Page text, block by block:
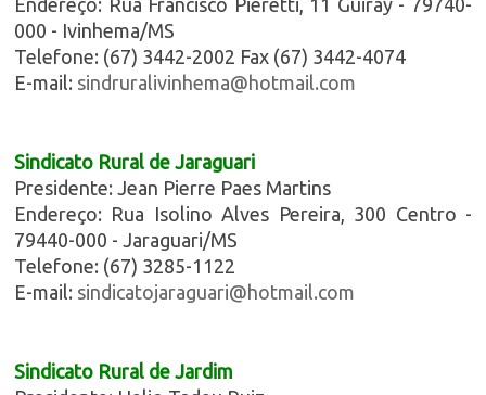
000 - Ivinhema/MS
Telefone: (67) 3442-2002 Fax (67) 3442-4074
E-mail: sindruralivinhema@hotmail.com
Sindicato Rural de Jaraguari
Presidente: Jean Pierre Paes Martins
Endereço: Rua Isolino Alves Pereira, 300 Centro -
79440-000 - Jaraguari/MS
Telefone: (67) 3285-1122
E-mail: sindicatojaraguari@hotmail.com
Sindicato Rural de Jardim